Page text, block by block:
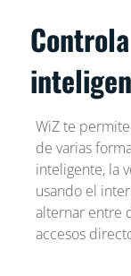
WiZ te
de varias
inteligente, la
usando el
alternar entre
accesos